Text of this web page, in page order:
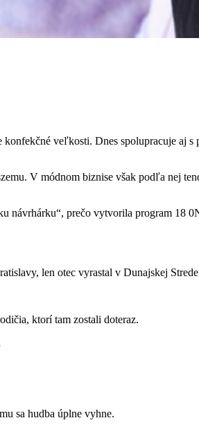
veľkosti. Dnes spolupracuje
V módnom biznise však podľa nej
prečo vytvorila program 18
len otec vyrastal v Dunajskej
ktorí tam zostali doteraz.
sa hudba úplne vyhne.